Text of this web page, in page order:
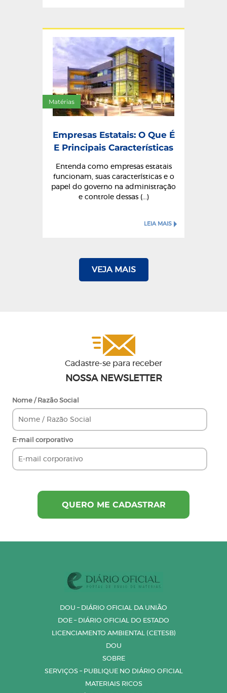
Matérias
Empresas Estatais: O Que É
E Principais Características
Entenda como empresas estatais
funcionam, suas características e o
papel do governo na administração
e controle dessas (...)
LEIA MAIS
VEJA MAIS
Cadastre-se para receber
NOSSA NEWSLETTER
Nome / Razão Social
E-mail corporativo
DOU – DIÁRIO OFICIAL DA UNIÃO
DOE – DIÁRIO OFICIAL DO ESTADO
LICENCIAMENTO AMBIENTAL (CETESB)
DOU
SOBRE
SERVIÇOS – PUBLIQUE NO DIÁRIO OFICIAL
MATERIAIS RICOS